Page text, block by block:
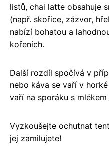
listů, chai latte obsahuje
(např. skořice, zázvor,
nabízí bohatou a
kořeních.
Další rozdíl spočívá v
nebo káva se vaří v
vaří na sporáku s mlékem
Vyzkoušejte ochutnat
jej zamilujete!